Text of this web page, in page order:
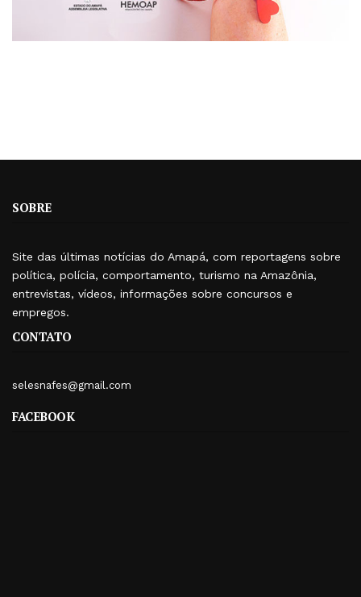
SOBRE
Site das últimas notícias do Amapá, com reportagens sobre
política, polícia, comportamento, turismo na Amazônia,
entrevistas, vídeos, informações sobre concursos e
empregos.
CONTATO
selesnafes@gmail.com
FACEBOOK